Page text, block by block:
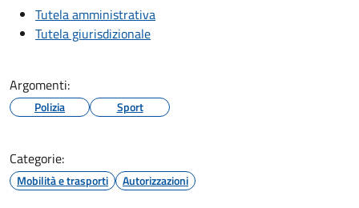
Tutela amministrativa
Tutela giurisdizionale
Argomenti:
Polizia Sport
Categorie:
Mobilità e trasporti Autorizzazioni